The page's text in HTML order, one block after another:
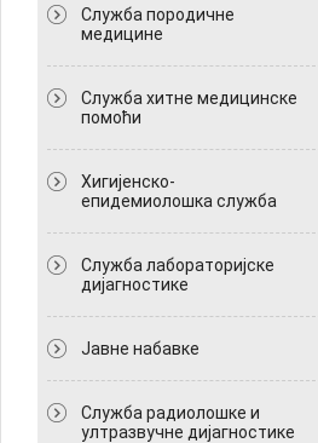
Служба породичне
медицине
Служба хитне медицинске
помоћи
Хигијенско-
епидемиолошка служба
Служба лабораторијске
дијагностике
Јавне набавке
Служба радиолошке и
ултразвучне дијагностике